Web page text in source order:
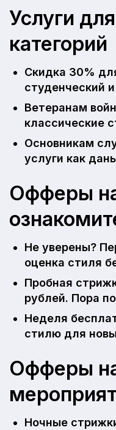
Услуги
категорий
Скидка 30%
студенческий
Ветеранам
классические
Основникам
услуги как
Офферы
Не уверены?
оценка стиля
Пробная
рублей. Пора
Неделя
стилю для
Офферы
Ночные